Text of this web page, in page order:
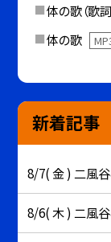
体の歌（歌詞
体の歌
新着記事
8/7( 金 ) 二風
8/6( 木 ) 二風